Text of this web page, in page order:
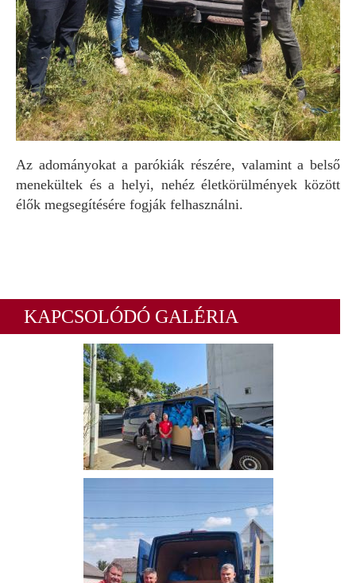
Az adományokat a parókiák részére, valamint a belső
menekültek és a helyi, nehéz életkörülmények között
élők megsegítésére fogják felhasználni.
KAPCSOLÓDÓ GALÉRIA